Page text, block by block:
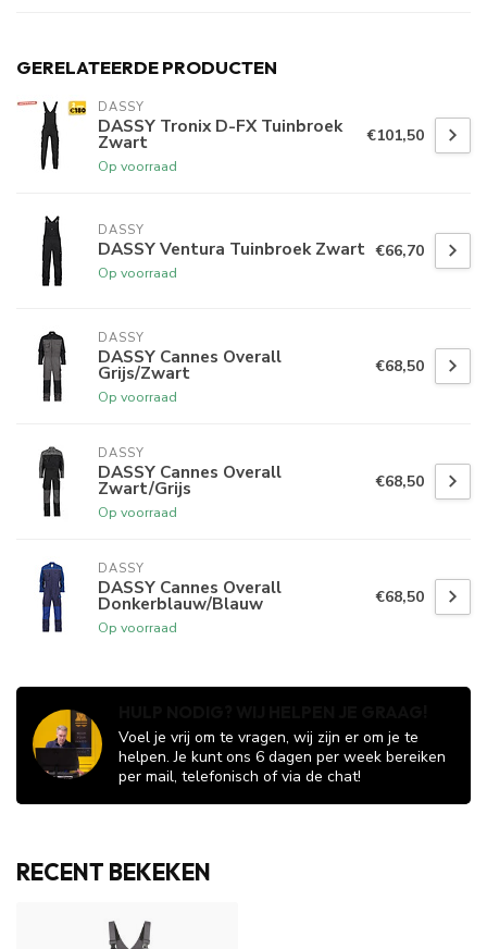
GERELATEERDE PRODUCTEN
DASSY
DASSY Tronix D-FX Tuinbroek
Zwart
Op voorraad
€101,50
DASSY
DASSY Ventura Tuinbroek Zwart
Op voorraad
€66,70
DASSY
DASSY Cannes Overall
Grijs/Zwart
Op voorraad
€68,50
DASSY
DASSY Cannes Overall
Zwart/Grijs
Op voorraad
€68,50
DASSY
DASSY Cannes Overall
Donkerblauw/Blauw
Op voorraad
€68,50
Voel je vrij om te vragen, wij zijn er om je te
helpen. Je kunt ons 6 dagen per week bereiken
per mail, telefonisch of via de chat!
RECENT BEKEKEN